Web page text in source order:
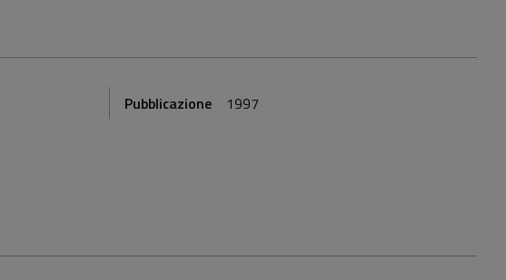
Pubblicazione
1997